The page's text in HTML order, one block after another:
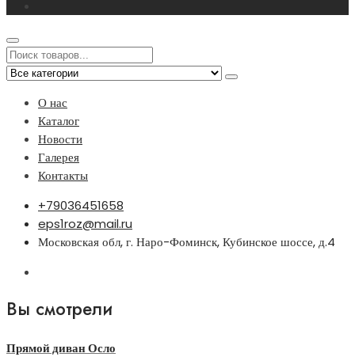
О нас
Каталог
Новости
Галерея
Контакты
+79036451658
eps1roz@mail.ru
Московская обл, г. Наро-Фоминск, Кубинское шоссе, д.4
Вы смотрели
Прямой диван Осло